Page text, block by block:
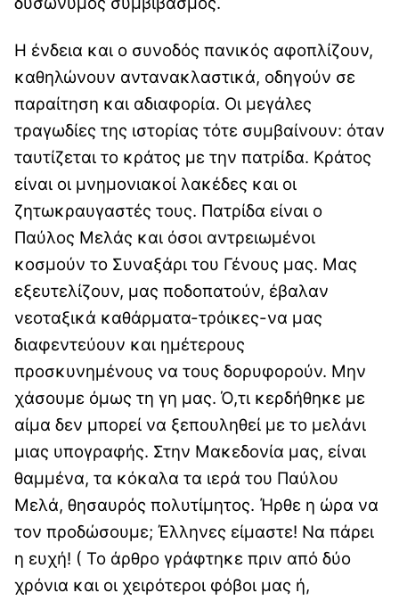
Η ένδεια και ο συνοδός πανικός αφοπλίζουν,
καθηλώνουν αντανακλαστικά, οδηγούν σε
παραίτηση και αδιαφορία. Οι μεγάλες
τραγωδίες της ιστορίας τότε συμβαίνουν: όταν
ταυτίζεται το κράτος με την πατρίδα. Κράτος
είναι οι μνημονιακοί λακέδες και οι
ζητωκραυγαστές τους. Πατρίδα είναι ο
Παύλος Μελάς και όσοι αντρειωμένοι
κοσμούν το Συναξάρι του Γένους μας. Μας
εξευτελίζουν, μας ποδοπατούν, έβαλαν
νεοταξικά καθάρματα-τρόικες-να μας
διαφεντεύουν και ημέτερους
προσκυνημένους να τους δορυφορούν. Μην
χάσουμε όμως τη γη μας. Ό,τι κερδήθηκε με
αίμα δεν μπορεί να ξεπουληθεί με το μελάνι
μιας υπογραφής. Στην Μακεδονία μας, είναι
θαμμένα, τα κόκαλα τα ιερά του Παύλου
Μελά, θησαυρός πολυτίμητος. Ήρθε η ώρα να
τον προδώσουμε; Έλληνες είμαστε! Να πάρει
η ευχή! ( Το άρθρο γράφτηκε πριν από δύο
χρόνια και οι χειρότεροι φόβοι μας ή,